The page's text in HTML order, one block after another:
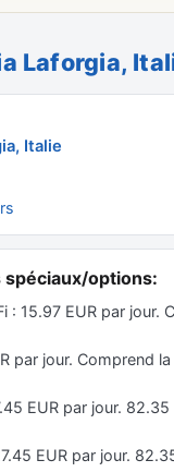
Laforgia,
Italie
spéciaux/options:
: 15.97 EUR par jour.
par jour. Comprend
EUR par jour.
EUR par jour.